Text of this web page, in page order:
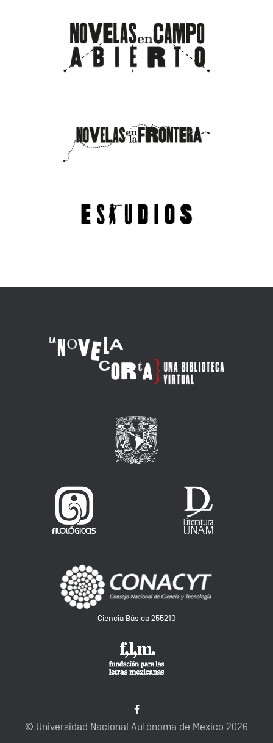
Ciencia Básica 255210
© Universidad Nacional Autónoma de Mexico 2026